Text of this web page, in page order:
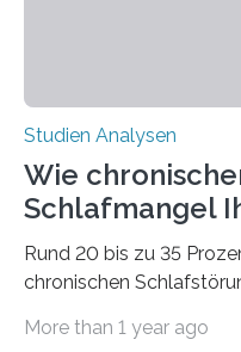
Studien Analysen
Wie
Schlafmangel
Rund 20 bis zu 35
chronischen
Erwachsene kennt
More than 1 year ago